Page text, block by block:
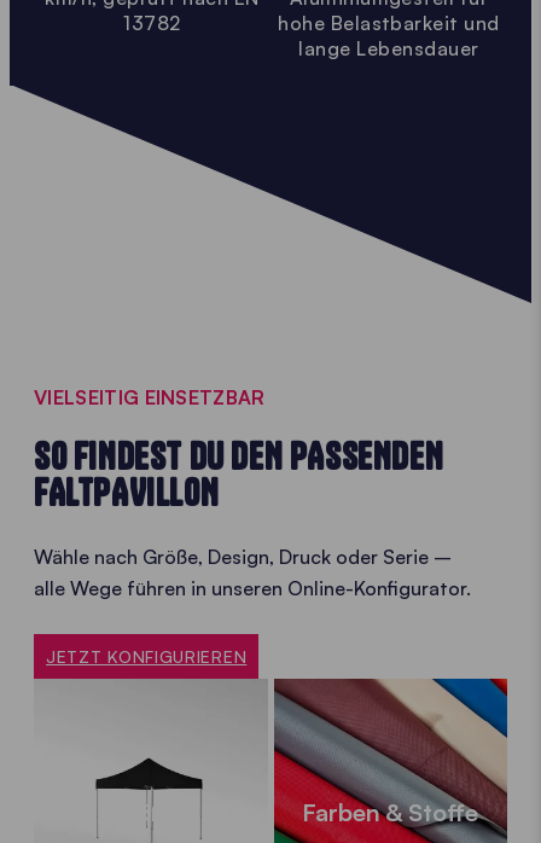
13782
hohe Belastbarkeit und
lange Lebensdauer
VIELSEITIG EINSETZBAR
SO FINDEST DU DEN PASSENDEN
FALTPAVILLON
Wähle nach Größe, Design, Druck oder Serie –
alle Wege führen in unseren Online-Konfigurator.
JETZT KONFIGURIEREN
Größen Farben & Stoffe